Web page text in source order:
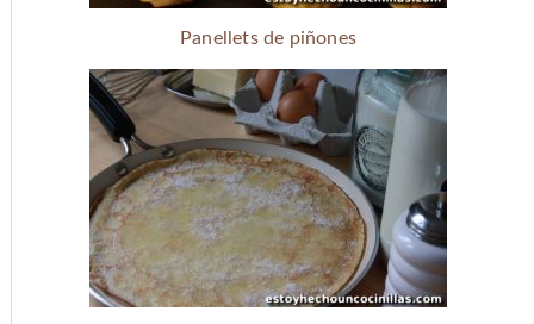
Panellets de piñones